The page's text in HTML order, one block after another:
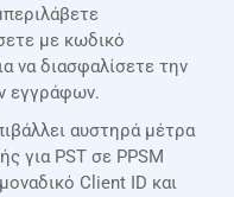
με κωδικό
να διασφαλίσετε την
εγγράφων.
αυστηρά μέτρα
για PST σε PPSM
Client ID και